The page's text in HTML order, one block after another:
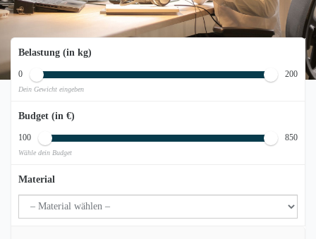
Belastung (in kg)
0 200
Dein Gewicht eingeben
Budget (in €)
100 850
Wähle dein Budget
Material